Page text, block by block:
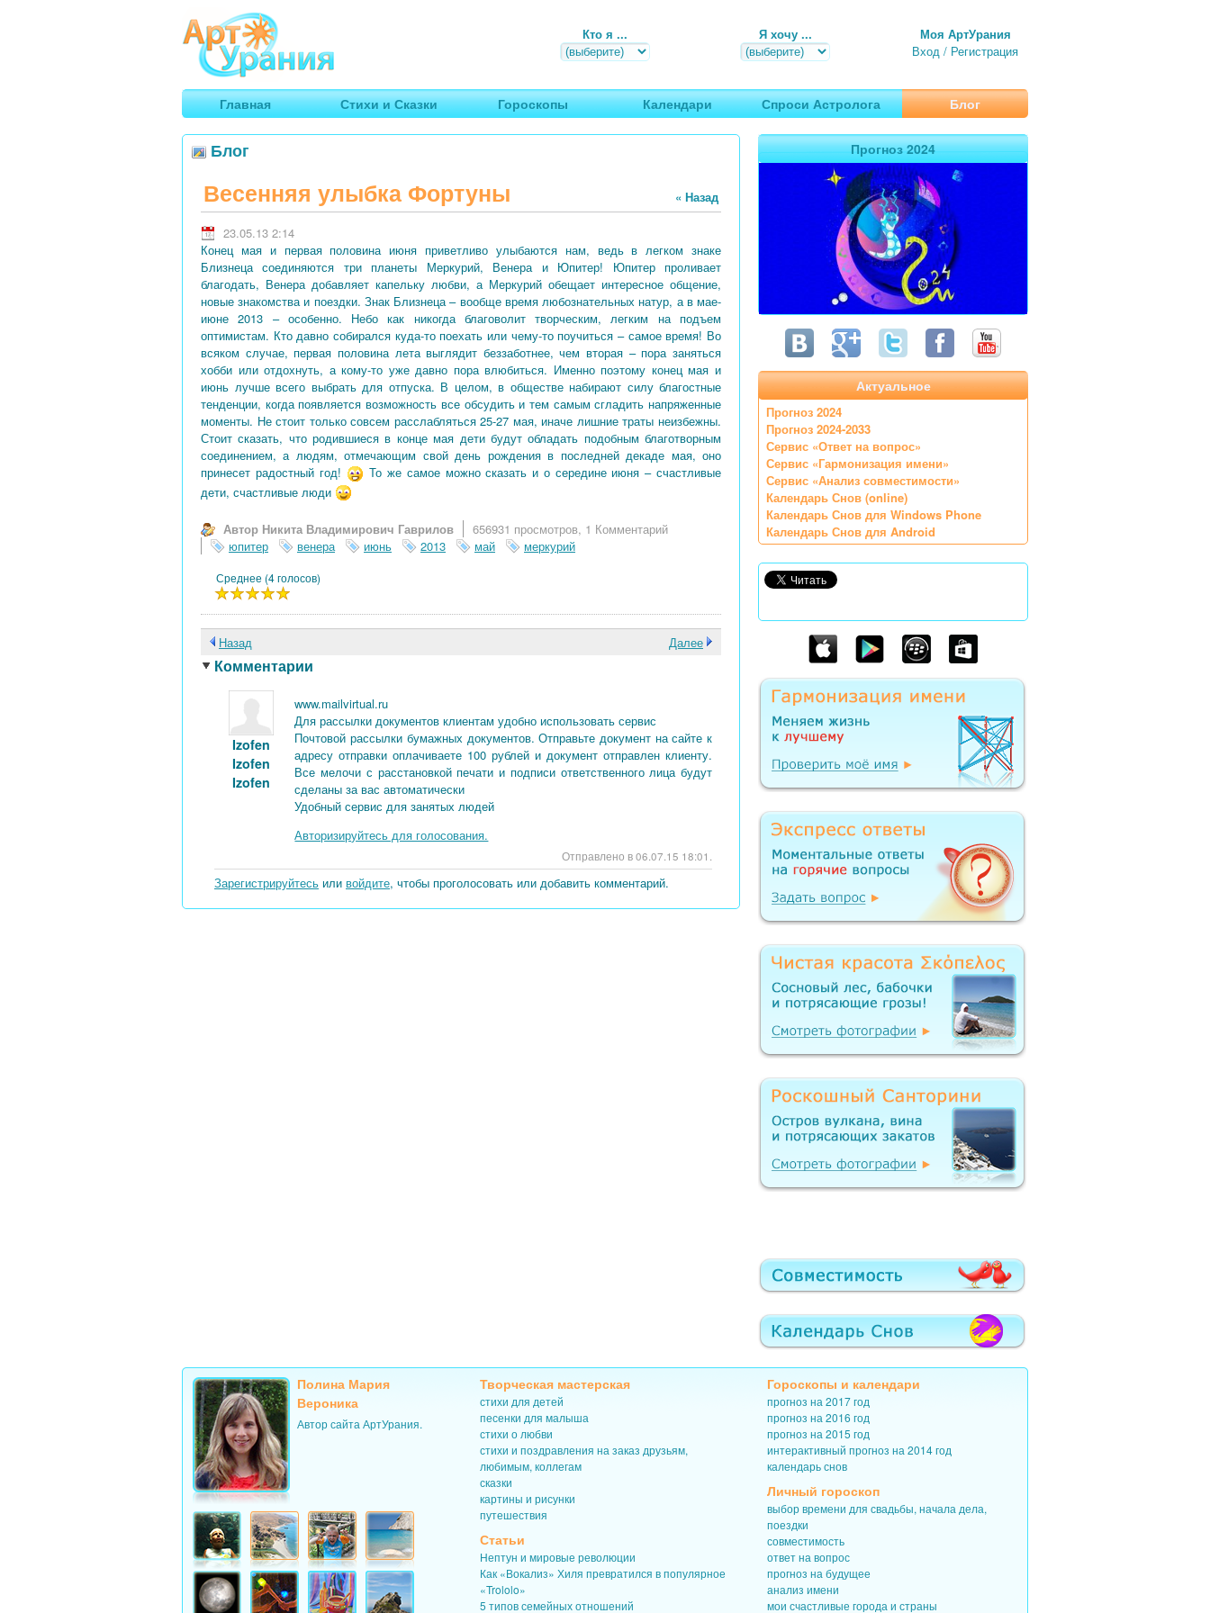
АртУрания
Умные гороскопы, творчество, путешествия
Кто я ... Я хочу ...
Моя АртУрания
Вход / Регистрация
Главная Стихи и Сказки Гороскопы Календари Спроси Астролога Блог
Блог
« Назад
Весенняя улыбка Фортуны
23.05.13 2:14
Конец мая и первая половина июня приветливо улыбаются нам, ведь в легком знаке
Близнеца соединяются три планеты Меркурий, Венера и Юпитер! Юпитер проливает
благодать, Венера добавляет капельку любви, а Меркурий обещает интересное общение,
новые знакомства и поездки. Знак Близнеца – вообще время любознательных натур, а в мае-
июне 2013 – особенно. Небо как никогда благоволит творческим, легким на подъем
оптимистам. Кто давно собирался куда-то поехать или чему-то поучиться – самое время! Во
всяком случае, первая половина лета выглядит беззаботнее, чем вторая – пора заняться
хобби или отдохнуть, а кому-то уже давно пора влюбиться. Именно поэтому конец мая и
июнь лучше всего выбрать для отпуска. В целом, в обществе набирают силу благостные
тенденции, когда появляется возможность все обсудить и тем самым сгладить напряженные
моменты. Не стоит только совсем расслабляться 25-27 мая, иначе лишние траты неизбежны.
Стоит сказать, что родившиеся в конце мая дети будут обладать подобным благотворным
соединением, а людям, отмечающим свой день рождения в последней декаде мая, оно
принесет радостный год!
То же самое можно сказать и о середине июня – счастливые
дети, счастливые люди
Автор Никита Владимирович Гаврилов 656931 просмотров, 1 Комментарий
юпитер
венера июнь 2013 май меркурий
Среднее (4 голосов)
Назад Далее
Комментарии
Izofen
Izofen
Izofen
www.mailvirtual.ru
Для рассылки документов клиентам удобно использовать сервис
Почтовой рассылки бумажных документов. Отправьте документ на сайте к
адресу отправки оплачиваете 100 рублей и документ отправлен клиенту.
Все мелочи с расстановкой печати и подписи ответственного лица будут
сделаны за вас автоматически
Удобный сервис для занятых людей
Авторизируйтесь для голосования.
Отправлено в 06.07.15 18:01.
Зарегистрируйтесь или войдите, чтобы проголосовать или добавить комментарий.
Прогноз 2024
Актуальное
Прогноз 2024
Прогноз 2024-2033
Сервис «Ответ на вопрос»
Сервис «Гармонизация имени»
Сервис «Анализ совместимости»
Календарь Снов (online)
Календарь Снов для Windows Phone
Календарь Снов для Android
Полина Мария
Вероника
Автор сайта АртУрания.
Творческая мастерская
стихи для детей
песенки для малыша
стихи о любви
стихи и поздравления на заказ друзьям,
любимым, коллегам
сказки
картины и рисунки
путешествия
Статьи
Нептун и мировые революции
Как «Вокализ» Хиля превратился в популярное
«Trololo»
5 типов семейных отношений
Гороскопы и календари
прогноз на 2017 год
прогноз на 2016 год
прогноз на 2015 год
интерактивный прогноз на 2014 год
календарь снов
Личный гороскоп
выбор времени для свадьбы, начала дела,
поездки
совместимость
ответ на вопрос
прогноз на будущее
анализ имени
мои счастливые города и страны